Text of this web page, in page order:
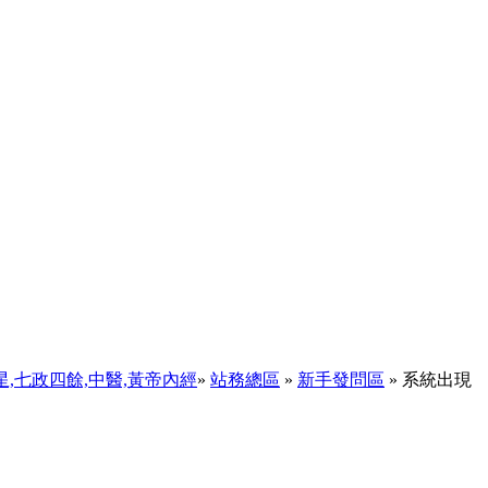
,七政四餘,中醫,黃帝內經» 站務總區 » 新手發問區 » 系統出現